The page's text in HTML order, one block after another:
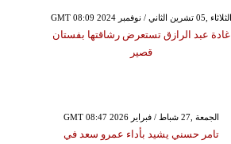
GMT 08:09 2024 الثلاثاء ,05 تشرين الثاني / نوفمبر
غادة عبد الرازق تستعرض رشاقتها بفستان
قصير
GMT 08:47 2026 الجمعة ,27 شباط / فبراير
تامر حسني يشيد بأداء عمرو سعد في